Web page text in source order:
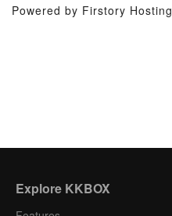
Powered by Firstory Hosting
Explore KKBOX